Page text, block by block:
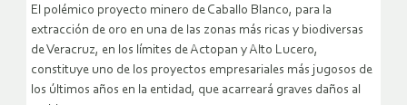
El polémico proyecto minero de Caballo Blanco, para la
extracción de oro en una de las zonas más ricas y biodiversas
de Veracruz, en los límites de Actopan y Alto Lucero,
constituye uno de los proyectos empresariales más jugosos de
los últimos años en la entidad, que acarreará graves daños al